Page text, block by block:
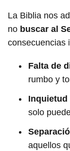
La Biblia nos
no buscar al
consecuencias
Falta de
rumbo y
solo
aquellos